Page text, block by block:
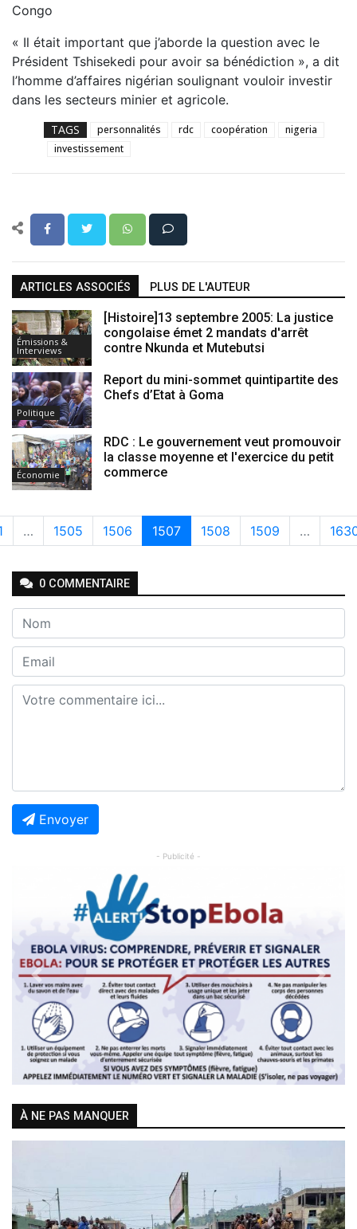
Congo
« Il était important que j’aborde la question avec le
Président Tshisekedi pour avoir sa bénédiction », a dit
l’homme d’affaires nigérian soulignant vouloir investir
dans les secteurs minier et agricole.
TAGS personnalités rdc coopération
nigeria
investissement
ARTICLES ASSOCIÉS PLUS DE L'AUTEUR
Émissions &
Interviews
[Histoire]13 septembre 2005: La justice
congolaise émet 2 mandats d'arrêt
contre Nkunda et Mutebutsi
Politique
Report du mini-sommet quintipartite des
Chefs d’Etat à Goma
Économie
RDC : Le gouvernement veut promouvoir
la classe moyenne et l'exercice du petit
commerce
… 1505 1506 1507 1508 1509 …
0 COMMENTAIRE
Envoyer
- Publicité -
Previous Next
À NE PAS MANQUER